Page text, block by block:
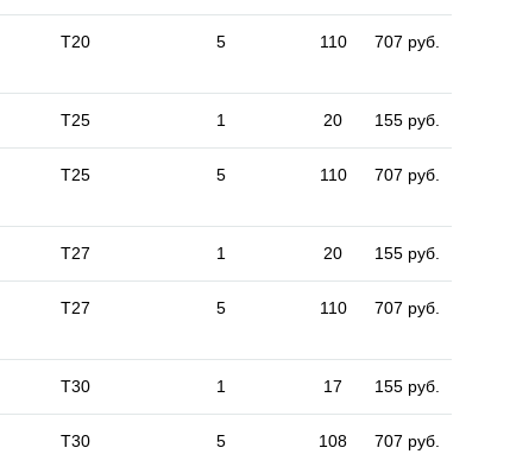
T20 5 110 707 руб.
T25 1 20 155 руб.
T25 5 110 707 руб.
T27 1 20 155 руб.
T27 5 110 707 руб.
T30 1 17 155 руб.
T30 5 108 707 руб.